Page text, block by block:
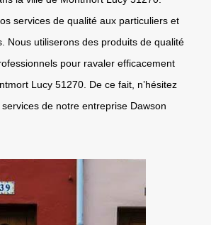
services de qualité aux particuliers et
Nous utiliserons des produits de qualité
pour ravaler efficacement
Lucy 51270. De ce fait, n’hésitez
de notre entreprise Dawson